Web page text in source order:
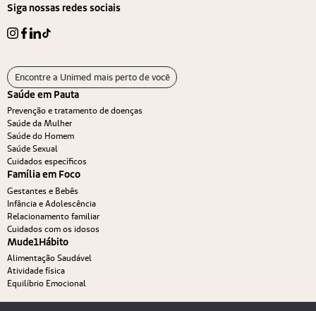
Siga nossas redes sociais
Encontre a Unimed mais perto de você
Saúde em Pauta
Prevenção e tratamento de doenças
Saúde da Mulher
Saúde do Homem
Saúde Sexual
Cuidados específicos
Família em Foco
Gestantes e Bebês
Infância e Adolescência
Relacionamento familiar
Cuidados com os idosos
Mude1Hábito
Alimentação Saudável
Atividade física
Equilíbrio Emocional